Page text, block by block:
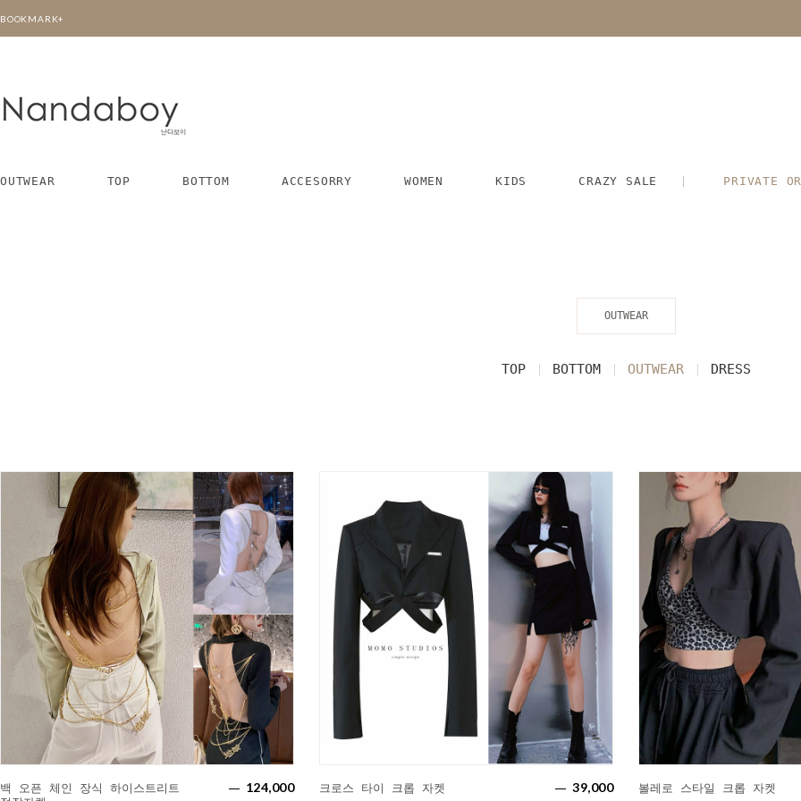
BOOKMARK+
OUTWEAR TOP BOTTOM ACCESORRY WOMEN KIDS CRAZY SALE PRIVATE
OUTWEAR
TOP BOTTOM OUTWEAR DRESS
백 오픈 체인 장식 하이스트리트
124,000 크로스 타이 크롭 자켓 39,000 볼레로 스타일 크롭 자켓